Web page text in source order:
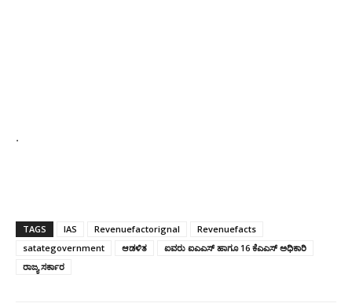
.
TAGS IAS Revenuefactorignal
Revenuefacts
satategovernment
ಆಡಳಿತ
ಐವರು ಐಎಎಸ್ ಹಾಗೂ 16 ಕೆಎಎಸ್ ಅಧಿಕಾರಿ
ರಾಜ್ಯ ಸರ್ಕಾರ